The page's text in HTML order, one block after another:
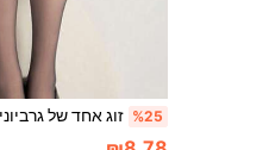
%25